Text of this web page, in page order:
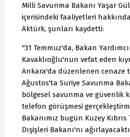
Milli Savunma Bakanı Yaşar
içerisindeki faaliyetleri
Aktürk, şunları kaydetti:
"31 Temmuz'da, Bakan
Kavaklıoğlu'nun vefat eden
Ankara'da düzenlenen cenaze
Ağustos'ta Suriye Savunma
bölgesel savunma ve güvenlik
telefon görüşmesi
Bakanımız bugün Kuzey
Dışişleri Bakanı'nı